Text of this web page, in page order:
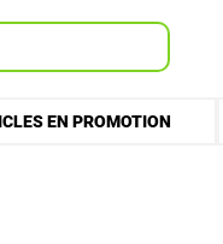
EN PROMOTION